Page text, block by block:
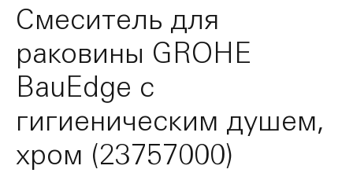
Смеситель для
раковины GROHE
BauEdge с
гигиеническим душем,
хром (23757000)